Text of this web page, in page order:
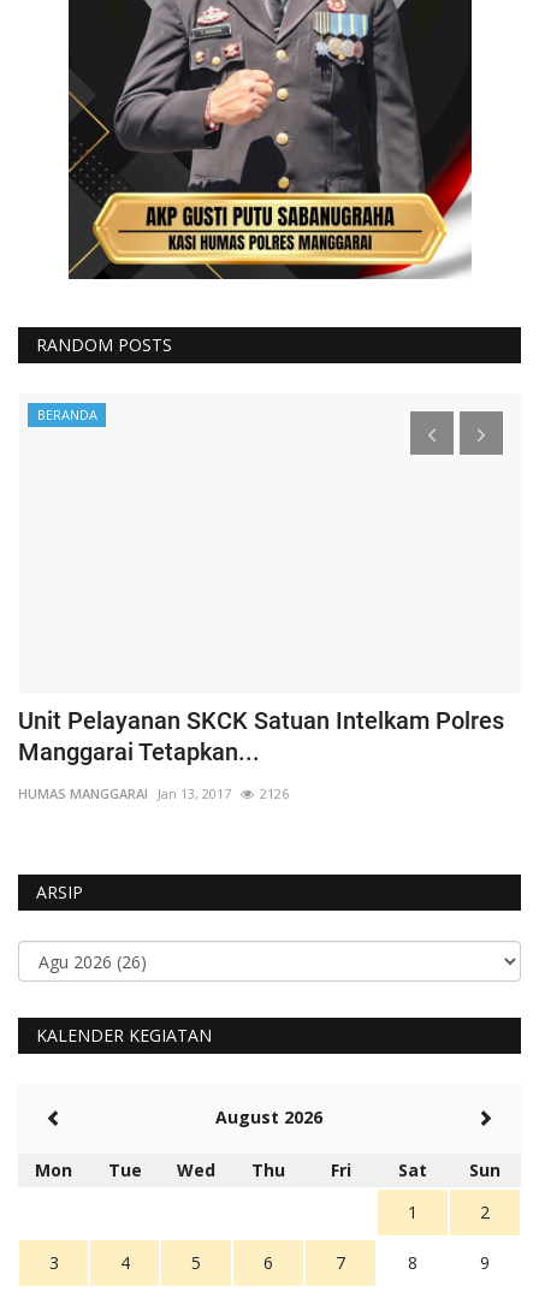
RANDOM POSTS
BERANDA
Unit Pelayanan SKCK Satuan Intelkam Polres
Manggarai Tetapkan...
HUMAS MANGGARAI Jan 13, 2017 2126
ARSIP
KALENDER KEGIATAN
August 2026
Mon Tue Wed Thu Fri Sat
Sun
1
2
3 4 5 6 7 8 9